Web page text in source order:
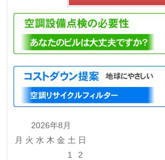
2026年8月
月 火 水 木 金 土 日
1
2